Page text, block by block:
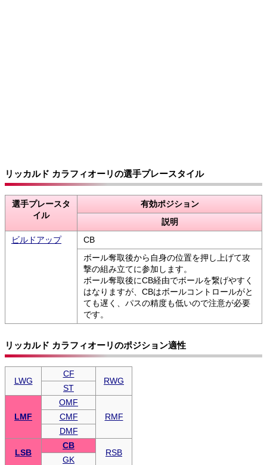
リッカルド カラフィオーリの選手プレースタイル
選手プレースタ
イル
有効ポジション
説明
ビルドアップ
CB
ボール奪取後から自身の位置を押し上げて攻
撃の組み立てに参加します。
ボール奪取後にCB経由でボールを繋げやすく
はなりますが、CBはボールコントロールがと
ても遅く、パスの精度も低いので注意が必要
です。
リッカルド カラフィオーリのポジション適性
LWG
CF
RWG
ST
LMF
OMF
RMF
CMF
DMF
LSB
CB
RSB
GK